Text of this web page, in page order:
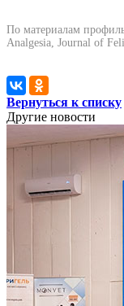
По материалам
Analgesia, Journal of
Вернуться к списку
Другие новости